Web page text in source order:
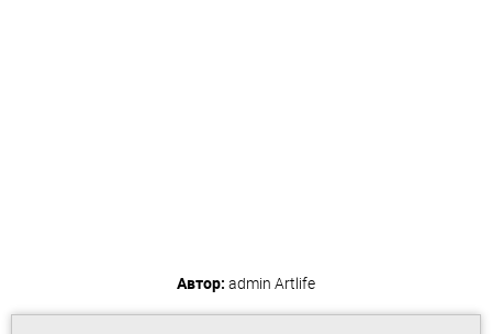
Автор: admin Artlife